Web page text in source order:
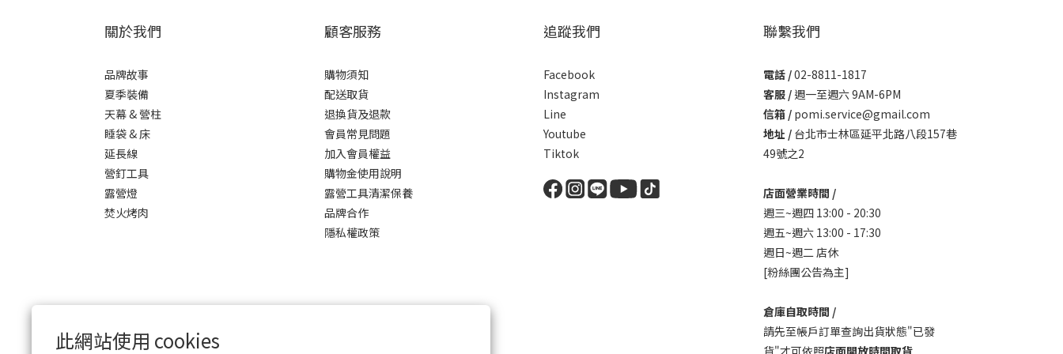
此網站使用 cookies
關於我們
品牌故事
夏季裝備
天幕 & 營柱
睡袋 & 床
延長線
營釘工具
露營燈
焚火烤肉
顧客服務
購物須知
配送取貨
退換貨及退款
會員常見問題
加入會員權益
購物金使用說明
露營工具清潔保養
品牌合作
隱私權政策
追蹤我們
Facebook
Instagram
Line
Youtube
Tiktok
聯繫我們
電話 /02-8811-1817
客服 /週一至週六 9AM-6PM
信箱 /pomi.service@gmail.com
地址 /台北市士林區延平北路八段157巷
49號之2
店面營業時間 /
週三~週四 13:00 - 20:30
週五~週六 13:00 - 17:30
週日~週二 店休
[粉絲團公告為主]
倉庫自取時間 /
請先至帳戶訂單查詢出貨狀態"已發